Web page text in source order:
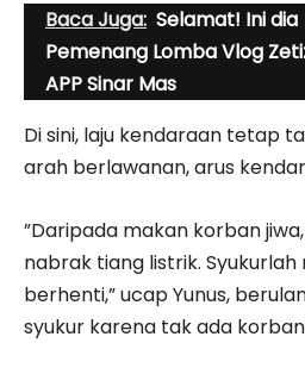
Baca Juga: Selamat! Ini dia
Pemenang Lomba Vlog
APP Sinar Mas
Di sini, laju kendaraan tetap
arah berlawanan, arus
”Daripada makan korban
nabrak tiang listrik.
berhenti,” ucap Yunus,
syukur karena tak ada korban